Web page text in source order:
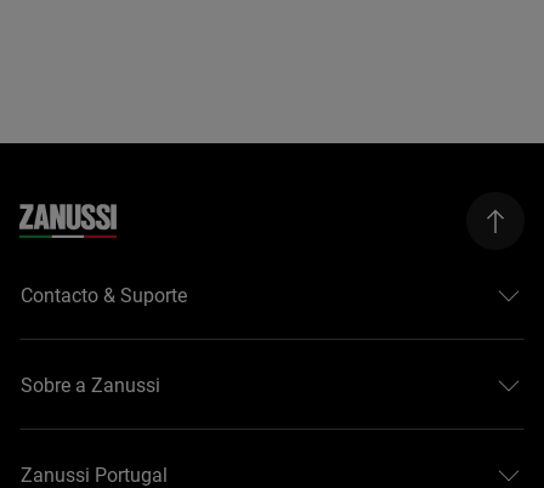
Contacto & Suporte
Sobre a Zanussi
Zanussi Portugal